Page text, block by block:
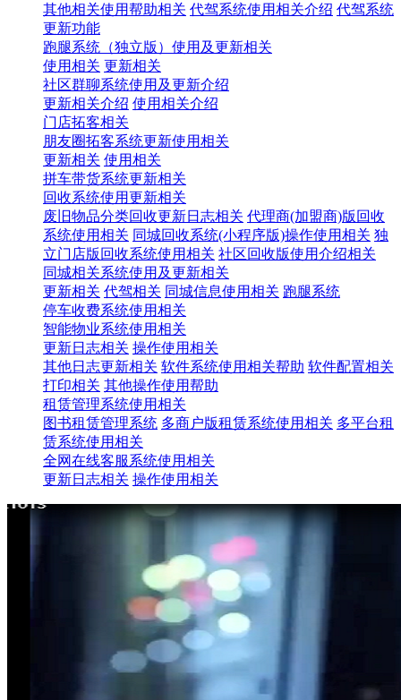
其他相关使用帮助相关 代驾系统使用相关介绍 代驾系统
更新功能
跑腿系统（独立版）使用及更新相关
使用相关 更新相关
社区群聊系统使用及更新介绍
更新相关介绍 使用相关介绍
门店拓客相关
朋友圈拓客系统更新使用相关
更新相关 使用相关
拼车带货系统更新相关
回收系统使用更新相关
废旧物品分类回收更新日志相关 代理商(加盟商)版回收
系统使用相关 同城回收系统(小程序版)操作使用相关 独
立门店版回收系统使用相关 社区回收版使用介绍相关
同城相关系统使用及更新相关
更新相关 代驾相关 同城信息使用相关 跑腿系统
停车收费系统使用相关
智能物业系统使用相关
更新日志相关 操作使用相关
其他日志更新相关 软件系统使用相关帮助 软件配置相关
打印相关 其他操作使用帮助
租赁管理系统使用相关
图书租赁管理系统 多商户版租赁系统使用相关 多平台租
赁系统使用相关
全网在线客服系统使用相关
更新日志相关 操作使用相关